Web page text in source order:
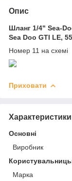
Опис
Шланг 1/4" Sea-
Sea Doo GTI LE,
Номер 11 на схемі
Приховати
Характеристики
Основні
Виробник
Марка